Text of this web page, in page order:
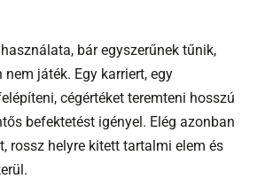
bár egyszerűnek tűnik,
nem játék. Egy karriert, egy
cégértéket teremteni hosszú
befektetést igényel. Elég azonban
rossz helyre kitett tartalmi elem és